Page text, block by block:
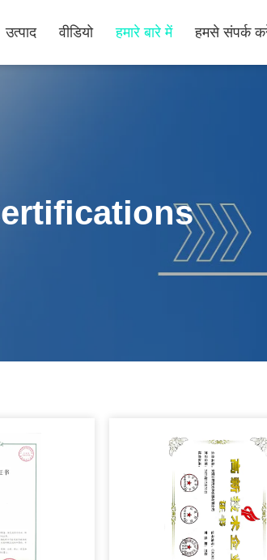
उत्पाद वीडियो हमारे बारे में हमसे संपर्क